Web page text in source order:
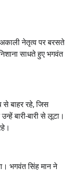
नेतृत्व पर बरसते
साधते हुए भगवंत
से बाहर रहे, जिस
बारी-बारी से लूटा।
भगवंत सिंह मान ने